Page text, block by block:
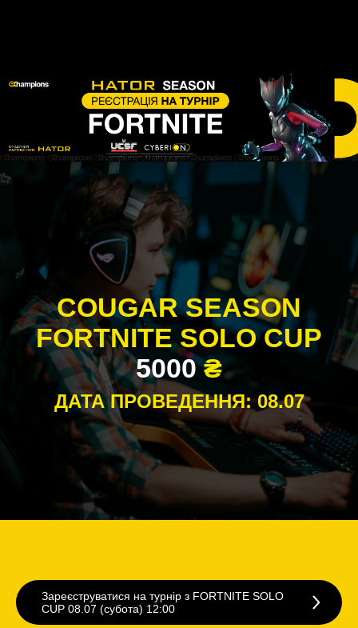
COUGAR SEASON
FORTNITE SOLO CUP
5000₴
ДАТА ПРОВЕДЕННЯ: 08.07
Зареєструватися на турнiр з FORTNITE SOLO
CUP 08.07 (субота) 12:00